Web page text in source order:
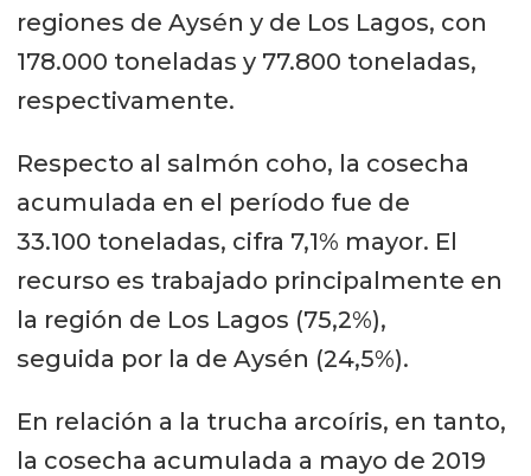
regiones de Aysén y de Los Lagos, con
178.000 toneladas y 77.800 toneladas,
respectivamente.
Respecto al salmón coho, la cosecha
acumulada en el período fue de
33.100 toneladas, cifra 7,1% mayor. El
recurso es trabajado principalmente en
la región de Los Lagos (75,2%),
seguida por la de Aysén (24,5%).
En relación a la trucha arcoíris, en tanto,
la cosecha acumulada a mayo de 2019